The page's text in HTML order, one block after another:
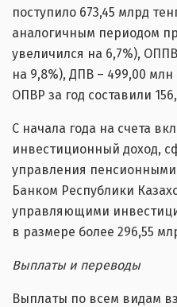
поступило 673,45 млрд
аналогичным периодом
увеличился на 6,7%),
на 9,8%), ДПВ – 499,00 млн
ОПВР за год составили
С начала года на счета
инвестиционный доход,
управления
Банком Республики
управляющими
в размере более 296,55
Выплаты и переводы
Выплаты по всем видам